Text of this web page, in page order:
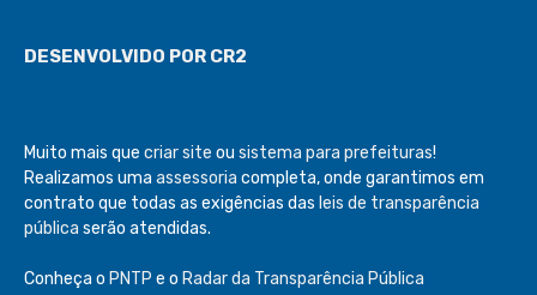
DESENVOLVIDO POR CR2
Muito mais que criar site ou sistema para prefeituras!
Realizamos uma assessoria completa, onde garantimos em
contrato que todas as exigências das leis de transparência
pública serão atendidas.
Conheça o PNTP e o Radar da Transparência Pública